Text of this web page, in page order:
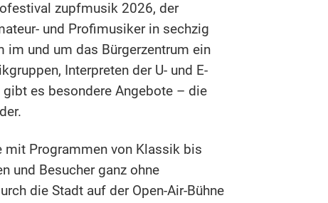
zupfmusik 2026, der
und Profimusiker in sechzig
im und um das Bürgerzentrum ein
Interpreten der U- und E-
gibt es besondere Angebote – die
mit Programmen von Klassik bis
und Besucher ganz ohne
die Stadt auf der Open-Air-Bühne